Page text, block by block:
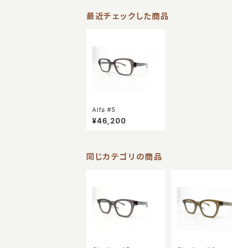
最近チェックした商品
Alfa #5
¥46,200
同じカテゴリの商品